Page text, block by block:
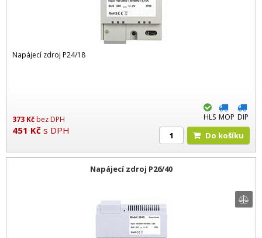
Napájecí zdroj P24/18
373 Kčbez DPH
451 Kč s DPH
HLS MOP DIP
Do košíku
Napájecí zdroj P26/40